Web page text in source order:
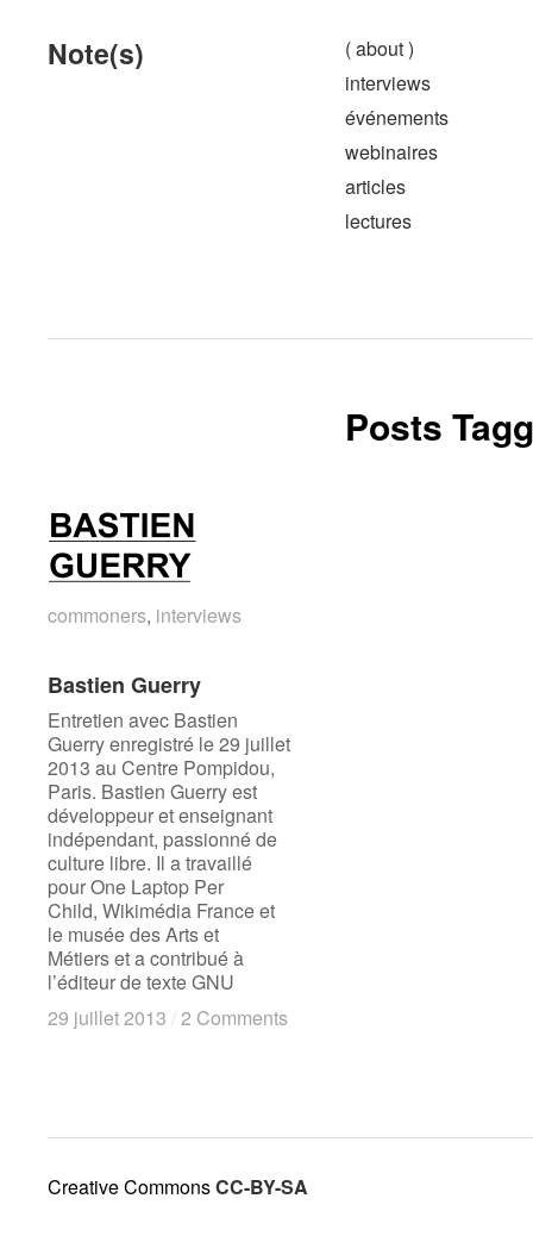
Note(s)
( about )
interviews
événements
webinaires
articles
lectures
Posts
commoners, interviews
Bastien Guerry
Entretien avec Bastien
Guerry enregistré le 29 juillet
2013 au Centre Pompidou,
Paris. Bastien Guerry est
développeur et enseignant
indépendant, passionné de
culture libre. Il a travaillé
pour One Laptop Per
Child, Wikimédia France et
le musée des Arts et
Métiers et a contribué à
l’éditeur de texte GNU
29 juillet 2013 /2 Comments
commoners interviews
Bastien Guerry
29 juillet 2013 /2 Comments
Creative CommonsCC-BY-SA